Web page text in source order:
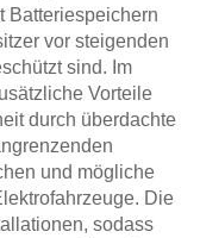
Batteriespeichern
vor steigenden
sind. Im
Vorteile
durch überdachte
und mögliche
Die
sodass